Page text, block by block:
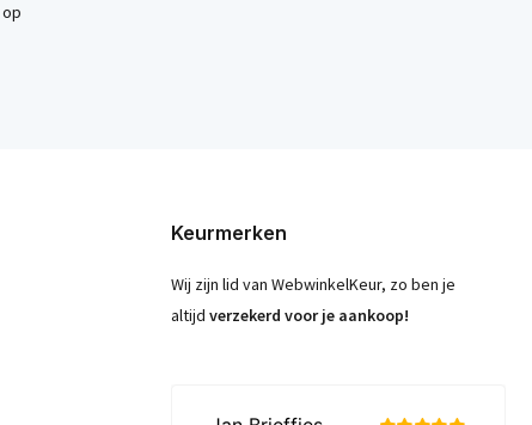
op
Keurmerken
Wij zijn lid van WebwinkelKeur, zo ben je
altijd verzekerd voor je aankoop!